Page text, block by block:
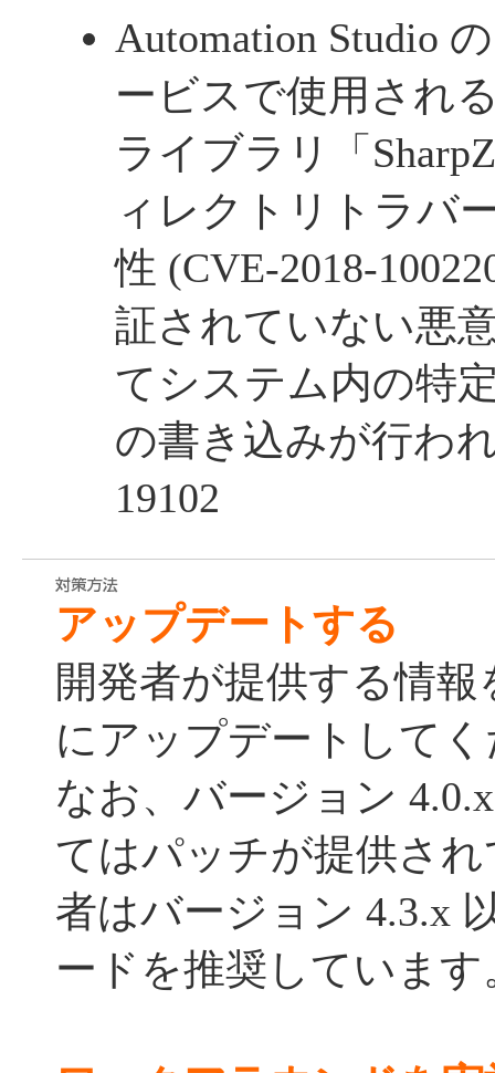
Automation Studio
ービスで使用され
ライブラリ「
ィレクトリトラバ
性 (CVE-2018-
証されていない悪
てシステム内の特
の書き込みが行わ
19102
アップデートする
開発者が提供する情
にアップデートして
なお、バージョン
てはパッチが提供さ
者はバージョン 4.3.x
ードを推奨しています